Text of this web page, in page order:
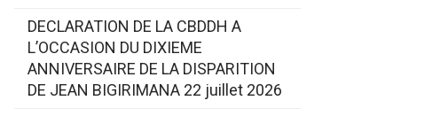
DECLARATION DE LA CBDDH A
L’OCCASION DU DIXIEME
ANNIVERSAIRE DE LA DISPARITION
DE JEAN BIGIRIMANA 22 juillet 2026